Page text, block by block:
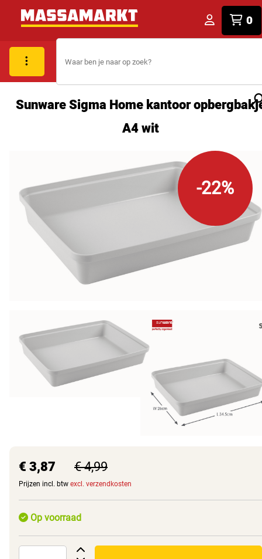
0
Sunware Sigma Home kantoor
A4 wit
-22%
€ 3,87 € 4,99
Prijzen incl. btw excl. verzendkosten
Op voorraad